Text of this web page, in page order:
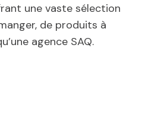
une vaste sélection
de produits à
agence SAQ.